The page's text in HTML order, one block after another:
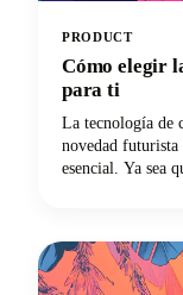
PRODUCT
Cómo elegir
para ti
La tecnología de
novedad futurista
esencial. Ya sea